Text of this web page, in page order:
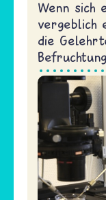
Wenn sich
vergeblich
die